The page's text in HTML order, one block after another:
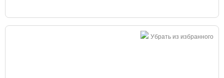
Убрать из избранного